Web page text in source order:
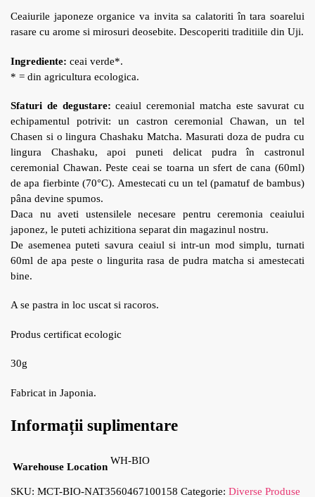
Ceaiurile japoneze organice va invita sa calatoriti în tara soarelui
rasare cu arome si mirosuri deosebite. Descoperiti traditiile din Uji.
Ingrediente: ceai verde*.
* = din agricultura ecologica.
Sfaturi de degustare: ceaiul ceremonial matcha este savurat cu
echipamentul potrivit: un castron ceremonial Chawan, un tel
Chasen si o lingura Chashaku Matcha. Masurati doza de pudra cu
lingura Chashaku, apoi puneti delicat pudra în castronul
ceremonial Chawan. Peste ceai se toarna un sfert de cana (60ml)
de apa fierbinte (70°C). Amestecati cu un tel (pamatuf de bambus)
pâna devine spumos.
Daca nu aveti ustensilele necesare pentru ceremonia ceaiului
japonez, le puteti achizitiona separat din magazinul nostru.
De asemenea puteti savura ceaiul si intr-un mod simplu, turnati
60ml de apa peste o lingurita rasa de pudra matcha si amestecati
bine.
A se pastra in loc uscat si racoros.
Produs certificat ecologic
30g
Fabricat in Japonia.
Informații suplimentare
Warehouse Location
WH-BIO
SKU: MCT-BIO-NAT3560467100158 Categorie: Diverse Produse